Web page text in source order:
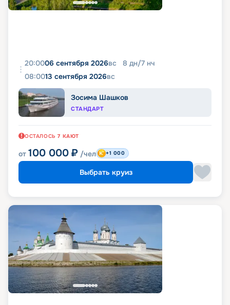
20:0006 сентября 2026вс 8 дн/7 нч
08:0013 сентября 2026вс
Зосима Шашков
СТАНДАРТ
ОСТАЛОСЬ 7 КАЮТ
от 100 000 ₽ /чел +1 000
Выбрать круиз